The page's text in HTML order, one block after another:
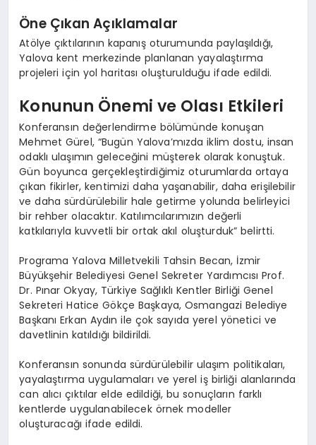
Öne Çıkan Açıklamalar
Atölye çıktılarının kapanış oturumunda paylaşıldığı,
Yalova kent merkezinde planlanan yayalaştırma
projeleri için yol haritası oluşturulduğu ifade edildi.
Konunun Önemi ve Olası Etkileri
Konferansın değerlendirme bölümünde konuşan
Mehmet Gürel, “Bugün Yalova’mızda iklim dostu, insan
odaklı ulaşımın geleceğini müşterek olarak konuştuk.
Gün boyunca gerçekleştirdiğimiz oturumlarda ortaya
çıkan fikirler, kentimizi daha yaşanabilir, daha erişilebilir
ve daha sürdürülebilir hale getirme yolunda belirleyici
bir rehber olacaktır. Katılımcılarımızın değerli
katkılarıyla kuvvetli bir ortak akıl oluşturduk” belirtti.
Programa Yalova Milletvekili Tahsin Becan, İzmir
Büyükşehir Belediyesi Genel Sekreter Yardımcısı Prof.
Dr. Pınar Okyay, Türkiye Sağlıklı Kentler Birliği Genel
Sekreteri Hatice Gökçe Başkaya, Osmangazi Belediye
Başkanı Erkan Aydın ile çok sayıda yerel yönetici ve
davetlinin katıldığı bildirildi.
Konferansın sonunda sürdürülebilir ulaşım politikaları,
yayalaştırma uygulamaları ve yerel iş birliği alanlarında
can alıcı çıktılar elde edildiği, bu sonuçların farklı
kentlerde uygulanabilecek örnek modeller
oluşturacağı ifade edildi.